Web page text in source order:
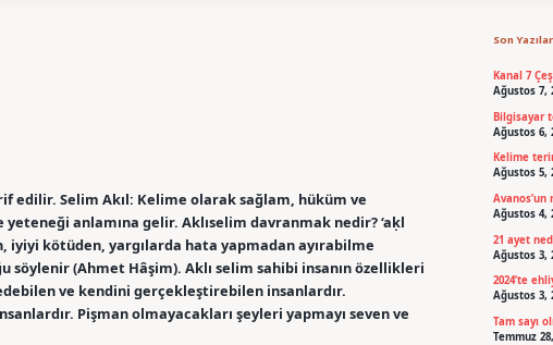
edilir. Selim Akıl: Kelime olarak sağlam, hüküm ve
anlamına gelir. Aklıselim davranmak nedir? ‘aḳl
iyiyi kötüden, yargılarda hata yapmadan ayırabilme
söylenir (Ahmet Hâşim). Aklı selim sahibi insanın özellikleri
ve kendini gerçekleştirebilen insanlardır.
Pişman olmayacakları şeyleri yapmayı seven ve
Son Yazılar
Kanal 7
Ağustos 7,
Bilgisayar
Ağustos 6,
Kelime
Ağustos 5,
Avanos’un
Ağustos 4,
21 ayet
Ağustos 3,
2024’te
Ağustos 3,
Tam sayı
Temmuz